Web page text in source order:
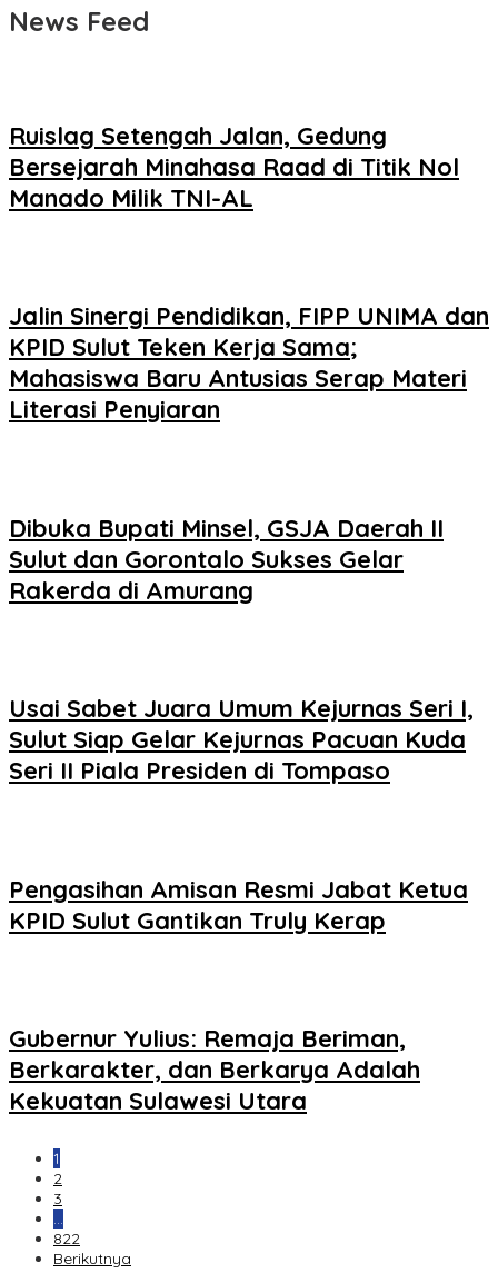
News Feed
Ruislag Setengah Jalan, Gedung
Bersejarah Minahasa Raad di Titik Nol
Manado Milik TNI-AL
Jalin Sinergi Pendidikan, FIPP UNIMA dan
KPID Sulut Teken Kerja Sama;
Mahasiswa Baru Antusias Serap Materi
Literasi Penyiaran
Dibuka Bupati Minsel, GSJA Daerah II
Sulut dan Gorontalo Sukses Gelar
Rakerda di Amurang
Usai Sabet Juara Umum Kejurnas Seri I,
Sulut Siap Gelar Kejurnas Pacuan Kuda
Seri II Piala Presiden di Tompaso
Pengasihan Amisan Resmi Jabat Ketua
KPID Sulut Gantikan Truly Kerap
Gubernur Yulius: Remaja Beriman,
Berkarakter, dan Berkarya Adalah
Kekuatan Sulawesi Utara
1
2
3
…
822
Berikutnya